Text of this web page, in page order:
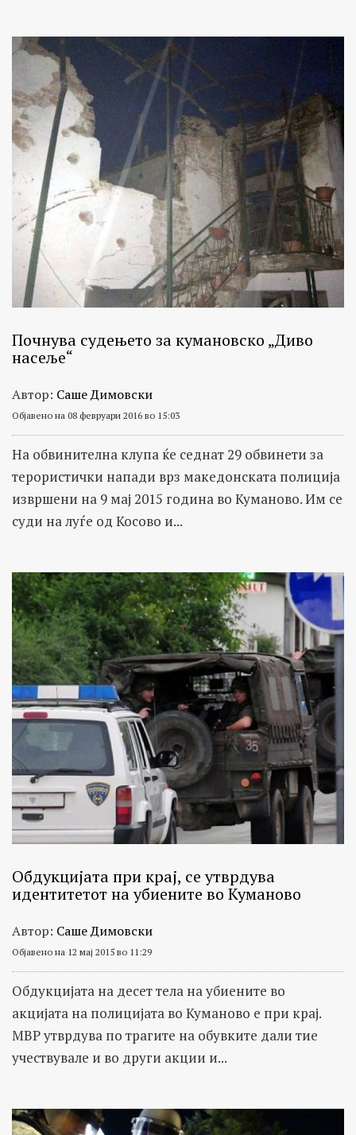
Почнува судењето за кумановско „Диво
насеље“
Автор: Саше Димовски
Објавено на 08 февруари 2016 во 15:03
На обвинителна клупа ќе седнат 29 обвинети за
терористички напади врз македонската полиција
извршени на 9 мај 2015 година во Куманово. Им се
суди на луѓе од Косово и...
Обдукцијата при крај, се утврдува
идентитетот на убиените во Куманово
Автор: Саше Димовски
Објавено на 12 мај 2015 во 11:29
Обдукцијата на десет тела на убиените во
акцијата на полицијата во Куманово е при крај.
МВР утврдува по трагите на обувките дали тие
учествувале и во други акции и...